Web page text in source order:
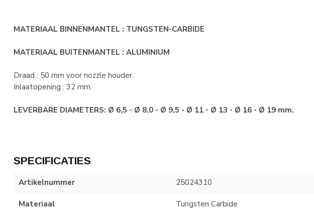
MATERIAAL BINNENMANTEL : TUNGSTEN-CARBIDE
MATERIAAL BUITENMANTEL : ALUMINIUM
Draad : 50 mm voor nozzle houder.
Inlaatopening : 32 mm.
LEVERBARE DIAMETERS: Ø 6,5 - Ø 8,0 - Ø 9,5 - Ø 11 - Ø 13 - Ø 16 - Ø 19 mm.
SPECIFICATIES
Artikelnummer 25024310
Materiaal Tungsten Carbide